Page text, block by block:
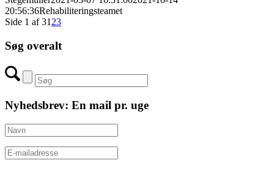
20:56:36Rehabiliteringsteamet
Side 1 af 31 23
Søg overalt
Nyhedsbrev: En mail pr. uge